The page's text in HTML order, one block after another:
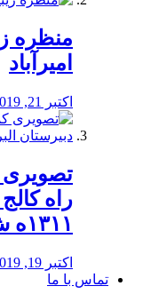
منظره‌‌
امیرآباد
اکتبر 21, 2019
️تصویری
راه
۱۳۱۱ه ش
اکتبر 19, 2019
تماس با ما